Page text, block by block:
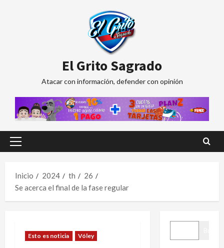
El Grito Sagrado
Atacar con información, defender con opinión
Menú
Inicio
2024 th
26
Se acerca el final de la fase regular
Esto es noticia Vóley